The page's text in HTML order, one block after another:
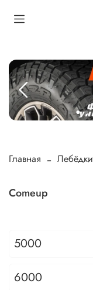
Главная Лебёдки
Comeup
5000
6000